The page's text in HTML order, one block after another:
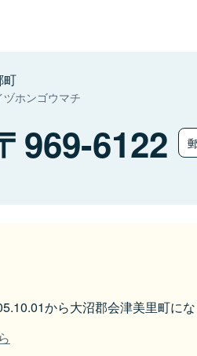
町
ホンゴウマチ
969-6122
から大沼郡会津美里町に